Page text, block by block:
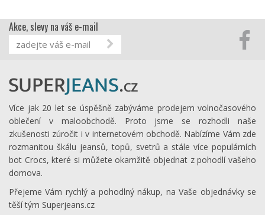
Akce, slevy na váš e-mail
Více jak 20 let se úspěšně zabýváme prodejem volnočasového
oblečení v maloobchodě. Proto jsme se rozhodli naše
zkušenosti zúročit i v internetovém obchodě. Nabízíme Vám zde
rozmanitou škálu jeansů, topů, svetrů a stále více populárních
bot Crocs, které si můžete okamžitě objednat z pohodlí vašeho
domova.
Přejeme Vám rychlý a pohodlný nákup, na Vaše objednávky se
těší tým Superjeans.cz